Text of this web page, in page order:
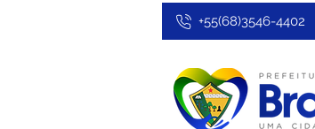
+55(68)3546-4402